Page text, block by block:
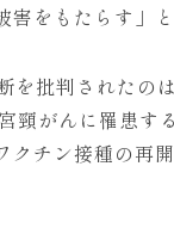
をもたらす」
批判されたの
頸がんに罹患す
チン接種の再